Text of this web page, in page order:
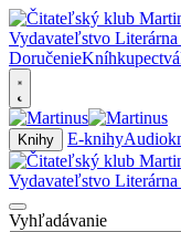
DoručenieKníhkupectvá
Knihy E-knihy
Vyhľadávanie